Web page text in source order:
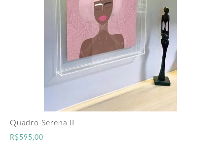
Quadro Serena II
R$595,00